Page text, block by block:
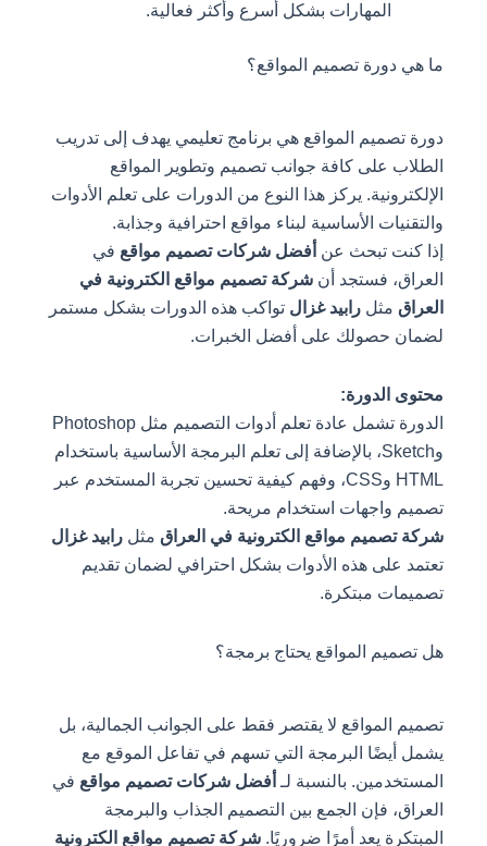
المهارات بشكل أسرع وأكثر فعالية.
ما هي دورة تصميم المواقع؟
دورة تصميم المواقع هي برنامج تعليمي يهدف إلى تدريب
الطلاب على كافة جوانب تصميم وتطوير المواقع
الإلكترونية. يركز هذا النوع من الدورات على تعلم الأدوات
والتقنيات الأساسية لبناء مواقع احترافية وجذابة.
إذا كنت تبحث عنأفضل شركات تصميم مواقع في
العراق، فستجد أن شركة تصميم مواقع الكترونية في
العراق مثلرابيد غزال تواكب هذه الدورات بشكل مستمر
لضمان حصولك على أفضل الخبرات.
محتوى الدورة:
الدورة تشمل عادة تعلم أدوات التصميم مثل Photoshop
وSketch، بالإضافة إلى تعلم البرمجة الأساسية باستخدام
HTML وCSS، وفهم كيفية تحسين تجربة المستخدم عبر
تصميم واجهات استخدام مريحة.
شركة تصميم مواقع الكترونية في العراق مثلرابيد غزال
تعتمد على هذه الأدوات بشكل احترافي لضمان تقديم
تصميمات مبتكرة.
هل تصميم المواقع يحتاج برمجة؟
تصميم المواقع لا يقتصر فقط على الجوانب الجمالية، بل
يشمل أيضًا البرمجة التي تسهم في تفاعل الموقع مع
المستخدمين. بالنسبة لـ أفضل شركات تصميم مواقع في
العراق، فإن الجمع بين التصميم الجذاب والبرمجة
المبتكرة يعد أمرًا ضروريًا. شركة تصميم مواقع الكترونية